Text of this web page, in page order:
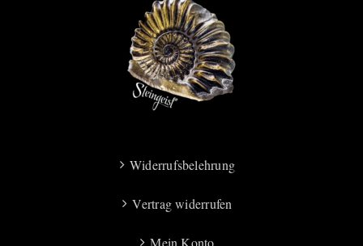
Widerrufsbelehrung
Vertrag widerrufen
Mein Konto